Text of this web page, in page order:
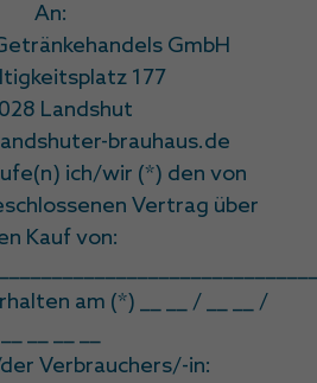
An:
GmbH
177
Landshut
brauhaus.de
ich/wir (*) den von
Vertrag über
Kauf von:
am (*) __ __ / __ __ /
Verbrauchers/-in: